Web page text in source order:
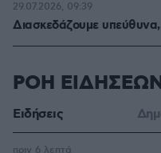
Διασκεδάζουμε
29.07.2026, 09:39
ΡΟΗ
Ειδήσεις
πριν 6 λεπτά